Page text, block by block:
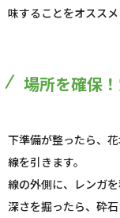
味することをオススメ
場所を確保
下準備が整ったら、
線を引きます。
線の外側に、レンガ
深さを掘ったら、砕